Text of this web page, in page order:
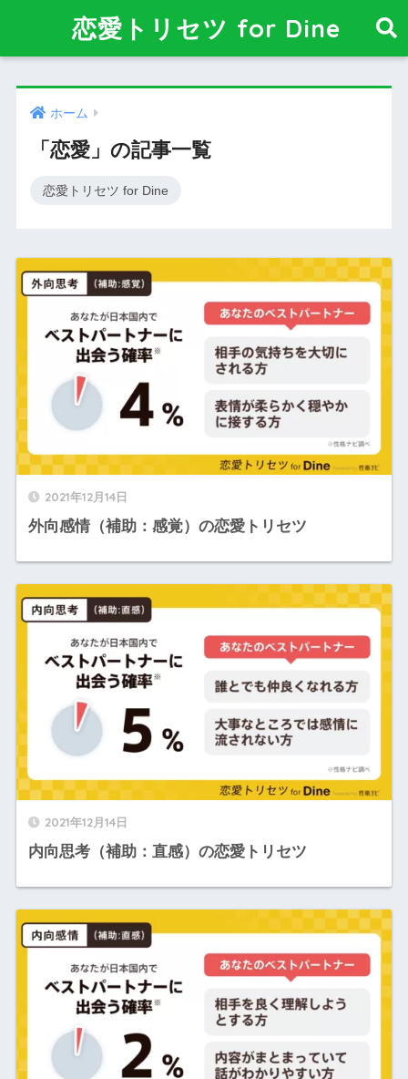
恋愛トリセツ for Dine
ホーム
「恋愛」の記事一覧
恋愛トリセツ for Dine
2021年12月14日
外向感情（補助：感覚）の恋愛トリセツ
2021年12月14日
内向思考（補助：直感）の恋愛トリセツ